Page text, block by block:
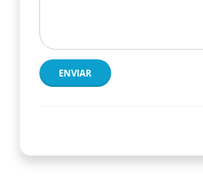
ENVIAR